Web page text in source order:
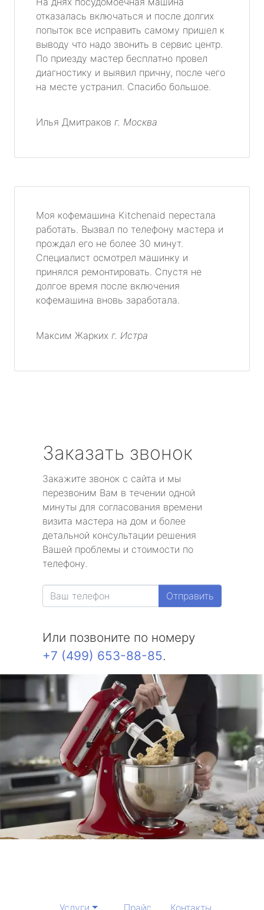
отказалась включаться и после долгих
попыток все исправить самому пришел к
выводу что надо звонить в сервис центр.
По приезду мастер бесплатно провел
диагностику и выявил причну, после чего
на месте устранил. Спасибо большое.
Илья Дмитраков г. Москва
Моя кофемашина Kitchenaid перестала
работать. Вызвал по телефону мастера и
прождал его не более 30 минут.
Специалист осмотрел машинку и
принялся ремонтировать. Спустя не
долгое время после включения
кофемашина вновь заработала.
Максим Жарких г. Истра
Заказать звонок
Закажите звонок с сайта и мы
перезвоним Вам в течении одной
минуты для согласования времени
визита мастера на дом и более
детальной консультации решения
Вашей проблемы и стоимости по
телефону.
Отправить
Или позвоните по номеру
+7 (499) 653-88-85.